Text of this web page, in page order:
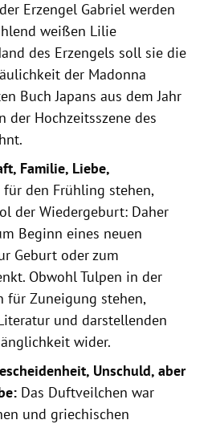
Erzengel Gabriel werden
weißen Lilie
des Erzengels soll sie die
der Madonna
Buch Japans aus dem Jahr
der Hochzeitsszene des
Familie, Liebe,
für den Frühling stehen,
der Wiedergeburt: Daher
Beginn eines neuen
Geburt oder zum
Obwohl Tulpen in der
für Zuneigung stehen,
und darstellenden
wider.
Unschuld, aber
Das Duftveilchen war
und griechischen